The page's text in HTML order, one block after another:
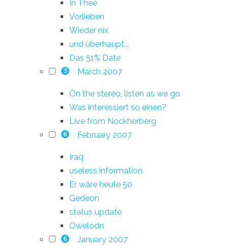
In Thee
Vorlieben
Wieder nix
und überhaupt...
Das 51% Date
3 March 2007
On the stereo, listen as we go
Was interessiert so einen?
Live from Nockherberg
6 February 2007
Iraq
useless information
Er wäre heute 50
Gedeon
status update
Owelodn
6 January 2007